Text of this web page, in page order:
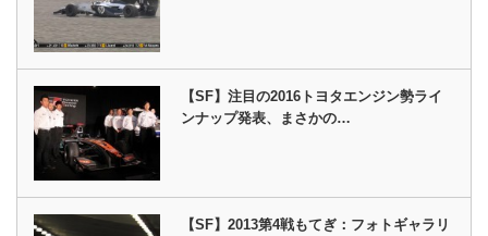
【SF】注目の2016トヨタエンジン勢ライ
ンナップ発表、まさかの…
【SF】2013第4戦もてぎ：フォトギャラリ